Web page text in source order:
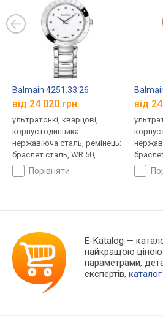
Balmain 4251.33.26
від 24 020 грн.
ультратонкі, кварцові,
корпус годинника
нержавіюча сталь, ремінець:
браслет сталь, WR 50,
Швейцаріяпорівняти
від
корпус
E-Katalog —
найкращою ціною
параметрами,
експертів,